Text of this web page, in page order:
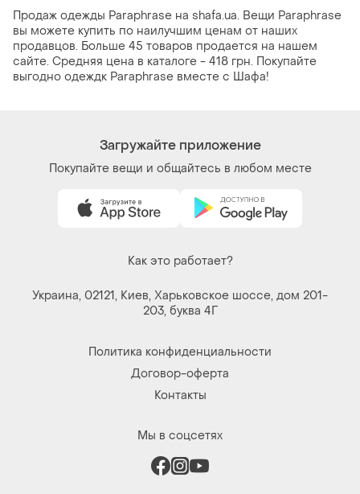
Продаж одежды Paraphrase на shafa.ua. Вещи Paraphrase
вы можете купить по наилучшим ценам от наших
продавцов. Больше 45 товаров продается на нашем
сайте. Средняя цена в каталоге - 418 грн. Покупайте
выгодно одеждк Paraphrase вместе с Шафа!
Загружайте приложение
Покупайте вещи и общайтесь в любом месте
Как это работает?
Украина, 02121, Киев, Харьковское шоссе, дом 201-
203, буква 4Г
Политика конфиденциальности
Договор-оферта
Контакты
Мы в соцсетях